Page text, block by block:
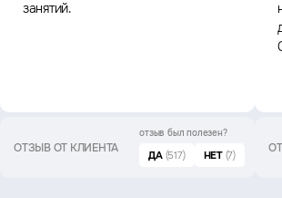
занятий.
ОТЗЫВ ОТ КЛИЕНТА
отзыв был полезен?
ДА (517) НЕТ (7)